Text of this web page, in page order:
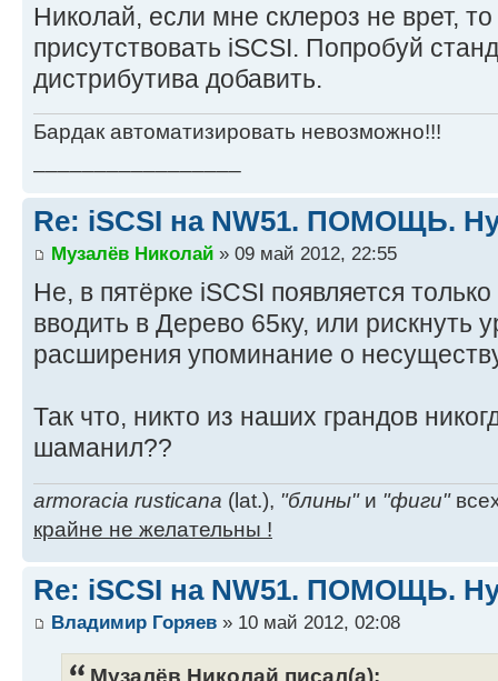
Николай, если мне склероз не врет,
присутствовать iSCSI. Попробуй
дистрибутива добавить.
Бардак автоматизировать невозможно!!!
Re: iSCSI на NW51. ПОМОЩЬ.
Музалёв Николай » 09 май 2012, 22:55
Не, в пятёрке iSCSI появляется
вводить в Дерево 65ку, или рискнуть
расширения упоминание о
Так что, никто из наших грандов
шаманил??
armoracia rusticana (lat.), "блины"и "фиги"
крайне не желательны !
Re: iSCSI на NW51. ПОМОЩЬ.
Владимир Горяев » 10 май 2012, 02:08
Музалёв Николай писал(а):